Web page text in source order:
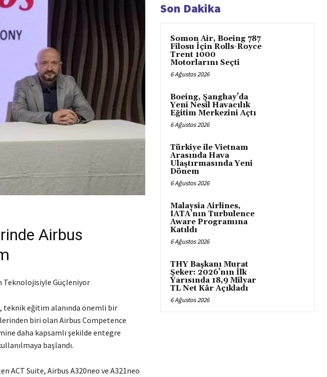
Airbus
Teknolojisiyle Güçleniyor
teknik eğitim alanında önemli bir
biri olan Airbus Competence
daha kapsamlı şekilde entegre
başlandı.
Suite, Airbus A320neo ve A321neo
Son Dakika
Somon Air, Boeing 787
Filosu İçin Rolls-Royce
Trent 1000
Motorlarını Seçti
6 Ağustos 2026
Boeing, Şanghay’da
Yeni Nesil Havacılık
Eğitim Merkezini Açtı
6 Ağustos 2026
Türkiye ile Vietnam
Arasında Hava
Ulaştırmasında Yeni
Dönem
6 Ağustos 2026
Malaysia Airlines,
IATA’nın Turbulence
Aware Programına
Katıldı
6 Ağustos 2026
THY Başkanı Murat
Şeker: 2026’nın İlk
Yarısında 18,9 Milyar
TL Net Kâr Açıkladı
6 Ağustos 2026